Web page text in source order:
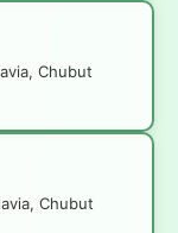
Chubut
Chubut